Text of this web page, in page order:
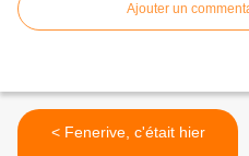
Ajouter un
< Fenerive, c'était hier